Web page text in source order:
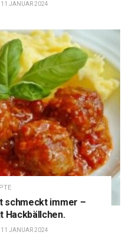
11 JANUAR 2024
schmeckt immer –
Hackbällchen.
11 JANUAR 2024